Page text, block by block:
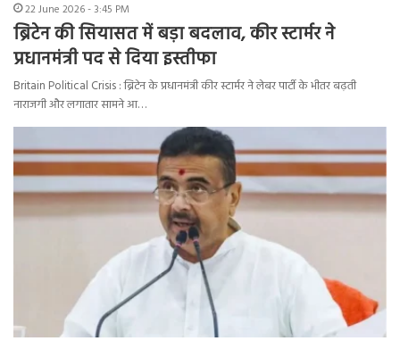
22 June 2026 - 3:45 PM
ब्रिटेन की सियासत में बड़ा बदलाव, कीर स्टार्मर ने
प्रधानमंत्री पद से दिया इस्तीफा
Britain Political Crisis : ब्रिटेन के प्रधानमंत्री कीर स्टार्मर ने लेबर पार्टी के भीतर बढ़ती
नाराजगी और लगातार सामने आ…